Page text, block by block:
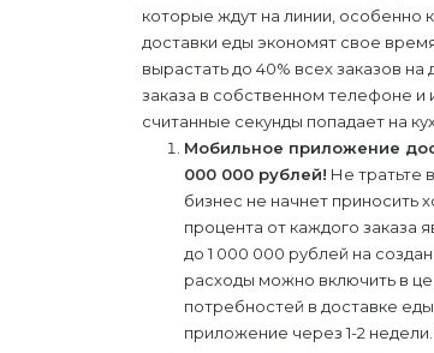
которые ждут на линии, особенно
доставки еды экономят свое
вырастать до 40% всех заказов
заказа в собственном телефоне и
считанные секунды попадает на
Мобильное приложение
000 000 рублей! Не тратьте
бизнес не начнет приносить
процента от каждого заказа
до 1 000 000 рублей на
расходы можно включить в
потребностей в доставке
приложение через 1-2